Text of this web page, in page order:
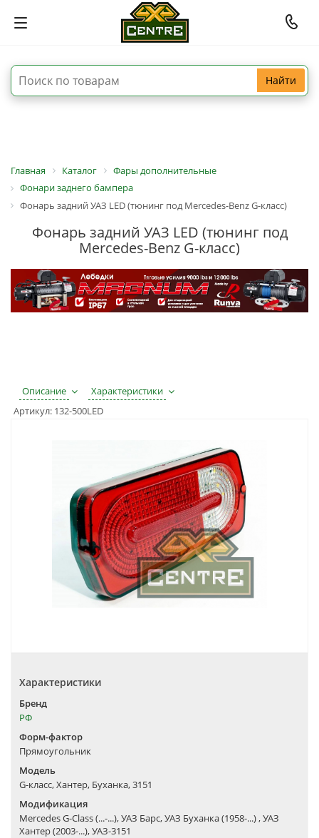
Найти
Главная Каталог
Фары дополнительные
Фонари заднего бампера
Фонарь задний УАЗ LED (тюнинг под Mercedes-Benz G-класс)
Фонарь задний УАЗ LED (тюнинг под
Mercedes-Benz G-класс)
Описание
Характеристики
Артикул: 132-500LED
Характеристики
Бренд
РФ
Форм-фактор
Прямоугольник
Модель
G-класс, Хантер, Буханка, 3151
Модификация
Mercedes G-Class (...-...), УАЗ Барс, УАЗ Буханка (1958-...) , УАЗ
Хантер (2003-...), УАЗ-3151